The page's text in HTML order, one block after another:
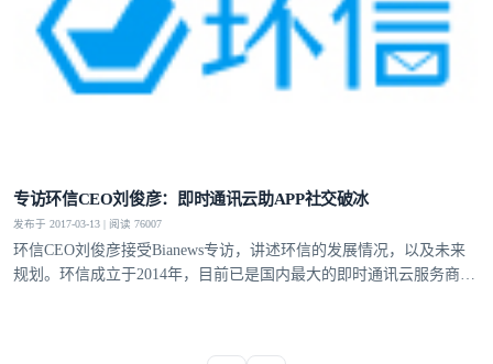
专访环信CEO刘俊彦：即时通讯云助APP社交破冰
发布于 2017-03-13 | 阅读 76007
环信CEO刘俊彦接受Bianews专访，讲述环信的发展情况，以及未来
规划。环信成立于2014年，目前已是国内最大的即时通讯云服务商，
通讯云服务条款
登录客服云